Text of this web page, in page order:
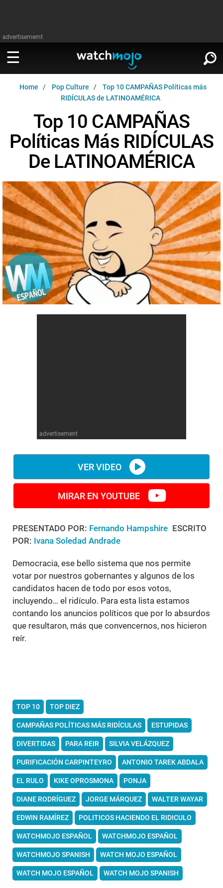
advertisememt
MIRA
Televisión
Celebrodades
Videojuegos
Cómics
Anime
Cultura Pop
Cine
Música
Celebrodades
Videojuegos
Cómics
Anime
Cultura Pop
Home Pop Culture
Top 10 CAMPAÑAS Políticas más
RIDÍCULAS de LATINOAMÉRICA
Top 10 CAMPAÑAS
Políticas Más RIDÍCULAS
De LATINOAMÉRICA
advertisement
VER VIDEO
MIRAR EN YOUTUBE
PRESENTADO POR: Fernando Hampshire ESCRITO
POR: Ivana Soledad Andrade
Democracia, ese bello sistema que nos permite
votar por nuestros gobernantes y algunos de los
candidatos hacen de todo por esos votos,
incluyendo… el ridículo. Para esta lista estamos
contando los anuncios políticos que por lo absurdos
que resultaron, más que convencernos, nos hicieron
reír.
TOP 10 TOP DIEZ
CAMPAÑAS POLÍTICAS MÁS RIDÍCULAS ESTUPIDAS
DIVERTIDAS PARA REIR SILVIA VELÁZQUEZ
PURIFICACIÓN CARPINTEYRO ANTONIO TAREK ABDALA
EL RULO KIKE OPROSMONA PONJA
DIANE RODRÍGUEZ JORGE MÁRQUEZ WALTER WAYAR
EDWIN RAMÍREZ POLITICOS HACIENDO EL RIDICULO
WATCHMOJO ESPAÑOL WATCHMOJO ESPAÑOL
WATCHMOJO SPANISH WATCH MOJO ESPAÑOL
WATCH MOJO ESPAÑOL WATCH MOJO SPANISH